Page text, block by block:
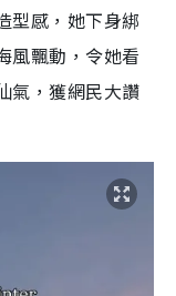
型感，她下身綁
風飄動，令她看
氣，獲網民大讚